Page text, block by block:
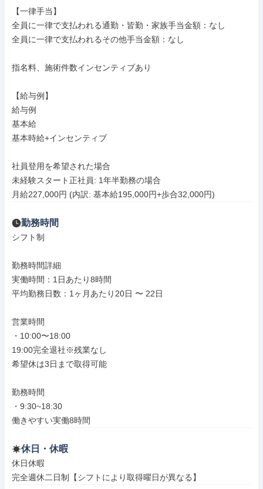
【一律手当】
全員に一律で支払われる通勤・皆勤・家族手当金額：なし
全員に一律で支払われるその他手当金額：なし
指名料、施術件数インセンティブあり
【給与例】
給与例
基本給
基本時給+インセンティブ
社員登用を希望された場合
未経験スタート正社員: 1年半勤務の場合
月給227,000円 (内訳: 基本給195,000円+歩合32,000円)
勤務時間
シフト制
勤務時間詳細
実働時間：1日あたり8時間
平均勤務日数：1ヶ月あたり20日 〜 22日
営業時間
・10:00〜18:00
19:00完全退社※残業なし
希望休は3日まで取得可能
勤務時間
・9:30~18:30
働きやすい実働8時間
休日・休暇
休日休暇
完全週休二日制【シフトにより取得曜日が異なる】